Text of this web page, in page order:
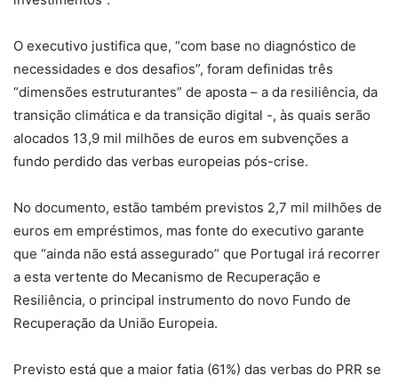
O executivo justifica que, “com base no diagnóstico de
necessidades e dos desafios”, foram definidas três
“dimensões estruturantes” de aposta – a da resiliência, da
transição climática e da transição digital -, às quais serão
alocados 13,9 mil milhões de euros em subvenções a
fundo perdido das verbas europeias pós-crise.
No documento, estão também previstos 2,7 mil milhões de
euros em empréstimos, mas fonte do executivo garante
que “ainda não está assegurado” que Portugal irá recorrer
a esta vertente do Mecanismo de Recuperação e
Resiliência, o principal instrumento do novo Fundo de
Recuperação da União Europeia.
Previsto está que a maior fatia (61%) das verbas do PRR se